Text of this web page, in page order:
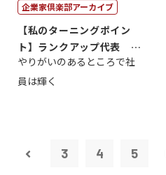
企業家倶楽部アーカイブ
【私のターニングポイン
ト】ランクアップ代表 岩
崎裕美子
やりがいのあるところで社
員は輝く
3 4 5